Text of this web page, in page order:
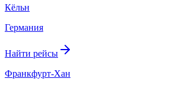
Кёльн
Германия
Найти рейсы
Франкфурт-Хан